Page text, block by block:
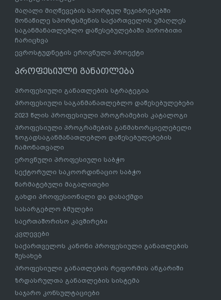
მაღალი მიღწევების სპორტულ შეჯიბრებებში
მონაწილე სპორტსმენის საქართველოს უმაღლეს
საგანმანათლებლო დაწესებულებაში პირობითი
ჩარიცხვა
ევროსტუდნეტის ეროვნული პროექტი
პროფესიული განათლება
პროფესიული განათლების სტრატეგია
პროფესიული საგანმანათლებლო დაწესებულებები
2023 წლის პროფესიული პროგრამების კატალოგი
პროფესიული პროგრამების განმახორციელებელი
ზოგადსაგანმანათლებლო დაწესებულებების
ჩამონათვალი
ეროვნული პროფესიული საბჭო
სექტორული საკოორდინაციო საბჭო
წარმატებული მაგალითები
გახდი პროფესიონალი და დასაქმდი
სასარგებლო ბმულები
საერთაშორისო კავშირები
კვლევები
საქართველოს კანონი პროფესიული განათლების
შესახებ
პროფესიული განათლების რეფორმის ანგარიში
ზრდასრულთა განათლების სისტემა
საჯარო კონსულტაციები